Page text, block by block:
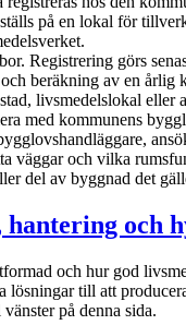
på en lokal för
Registrering görs
beräkning av en
livsmedelslokal
med kommunens
väggar och vilka
del av byggnad det
och
och hur god
till att
på denna sida.